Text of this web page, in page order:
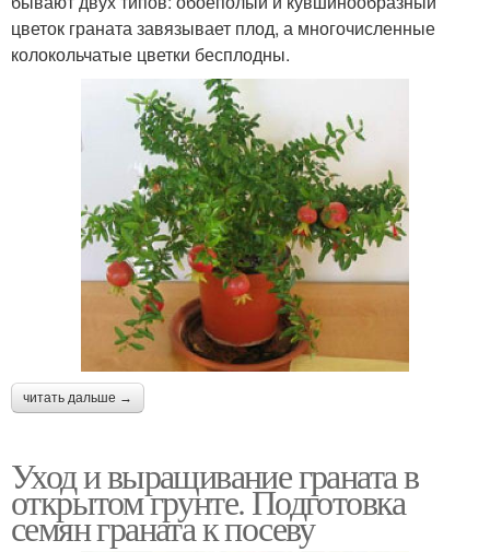
цветок граната завязывает плод, а многочисленные
колокольчатые цветки бесплодны.
читать дальше →
Уход и выращивание граната в
открытом грунте. Подготовка
семян граната к посеву